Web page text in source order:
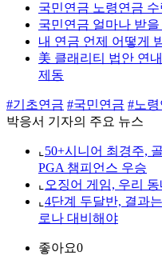
국민연금 노령연금
국민연금 얼마나 받
내 연금 언제 어떻게
美 클래리티 법안 연
제동
#기초연금 #국민연금 #노
박응서 기자의 주요 뉴스
⌞ 50+시니어 최경주,
PGA 챔피언스 우승
⌞ 오징어 게임, 우리
⌞ 4단계 두달반, 결과
로나 대비해야
좋아요0